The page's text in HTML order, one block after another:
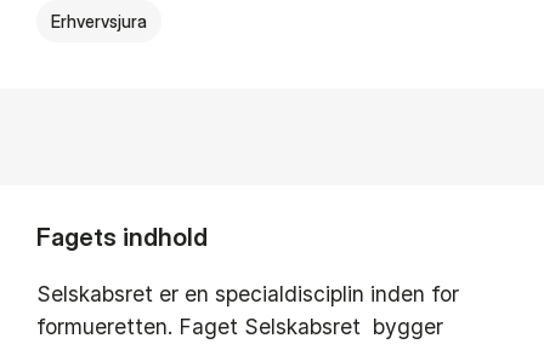
Erhvervsjura
Fagets indhold
Selskabsret er en specialdisciplin inden for
formueretten. Faget Selskabsret bygger